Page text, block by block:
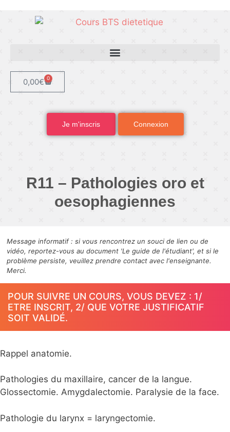
0,00€ 0
Je m'inscris Connexion
R11 – Pathologies oro et
oesophagiennes
Message informatif : si vous rencontrez un souci de lien ou de
vidéo, reportez-vous au document 'Le guide de l'étudiant', et si le
problème persiste, veuillez prendre contact avec l'enseignante.
Merci.
POUR SUIVRE UN COURS, VOUS DEVEZ : 1/
ETRE INSCRIT, 2/ QUE VOTRE JUSTIFICATIF
SOIT VALIDÉ.
Rappel anatomie.
Pathologies du maxillaire, cancer de la langue.
Glossectomie. Amygdalectomie. Paralysie de la face.
Pathologie du larynx = laryngectomie.